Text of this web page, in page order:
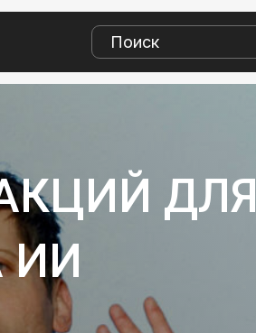
ДЛЯ
ИИ